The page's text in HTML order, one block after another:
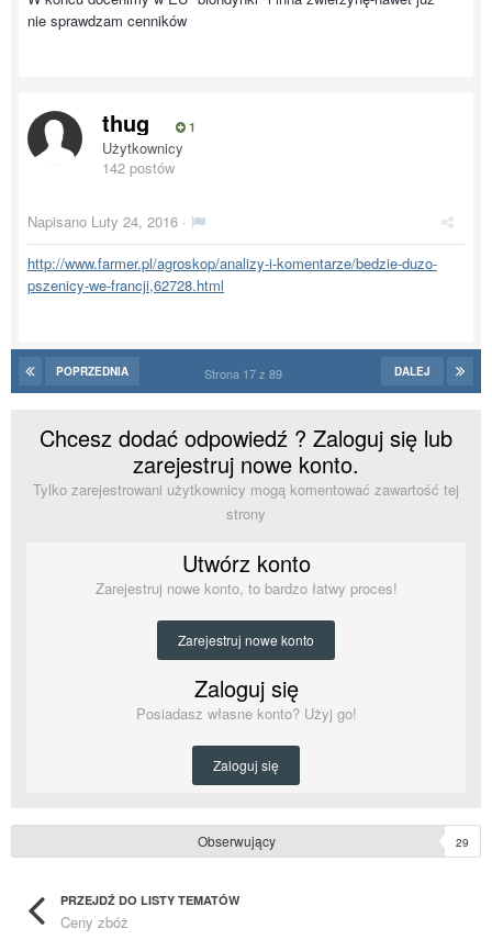
nie sprawdzam cenników
thug 1
Użytkownicy
142 postów
Napisano Luty 24, 2016 ·
http://www.farmer.pl/agroskop/analizy-i-komentarze/bedzie-duzo-
pszenicy-we-francji,62728.html
POPRZEDNIA DALEJ
Strona 17 z 89
Chcesz dodać odpowiedź ? Zaloguj się lub
zarejestruj nowe konto.
Tylko zarejestrowani użytkownicy mogą komentować zawartość tej
strony
Utwórz konto
Zarejestruj nowe konto, to bardzo łatwy proces!
Zarejestruj nowe konto
Zaloguj się
Posiadasz własne konto? Użyj go!
Zaloguj się
Obserwujący 29
PRZEJDŹ DO LISTY TEMATÓW
Ceny zbóż